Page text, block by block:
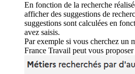
En fonction de la recherche
afficher des suggestions de
suggestions sont calculées en
avez saisis.
Par exemple si vous cherchez un
France Travail peut vous proposer